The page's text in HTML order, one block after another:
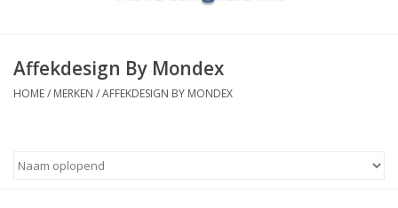
Karaffen
Affekdesign By Mondex
HOME/ MERKEN /AFFEKDESIGN BY MONDEX